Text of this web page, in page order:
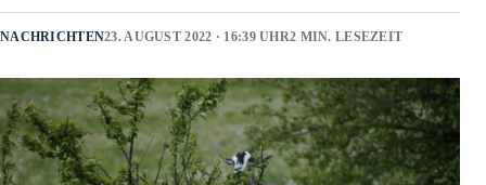
NACHRICHTEN23. AUGUST 2022 · 16:39 UHR2 MIN. LESEZEIT